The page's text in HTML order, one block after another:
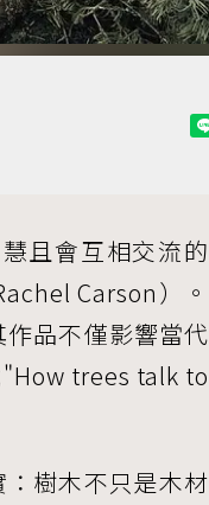
且會互相交流的
Carson）。
品不僅影響當代
trees talk to
樹木不只是木材